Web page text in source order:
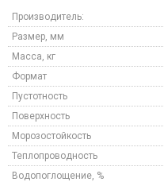
Производитель:
Размер, мм
Масса, кг
Формат
Пустотность
Поверхность
Морозостойкость
Теплопроводность
Водопоглощение, %